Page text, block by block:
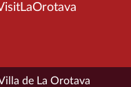
de La Orotava